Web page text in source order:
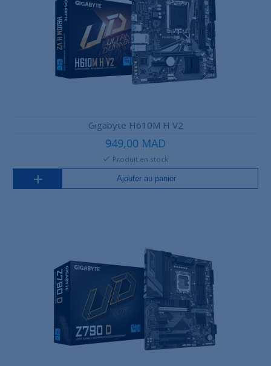
Gigabyte H610M H V2
949,00 MAD
Produit en stock
Ajouter au panier